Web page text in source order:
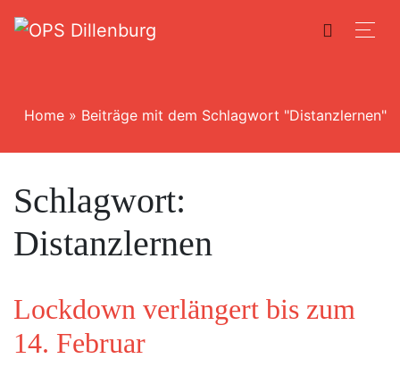
Home » Beiträge mit dem Schlagwort "Distanzlernen"
Schlagwort:
Distanzlernen
Lockdown verlängert bis zum
14. Februar